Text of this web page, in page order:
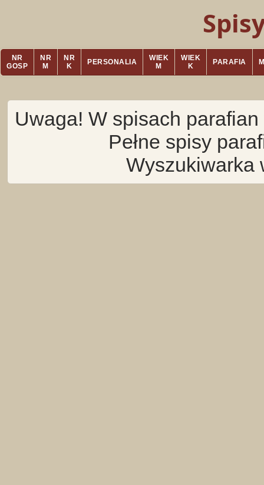
NR
GOSP
NR
M
NR
K
PERSONALIA
WIEK
M
WIEK
K
PARAFIA
Uwaga! W spisach
Pełne spisy
Wyszukiwarka